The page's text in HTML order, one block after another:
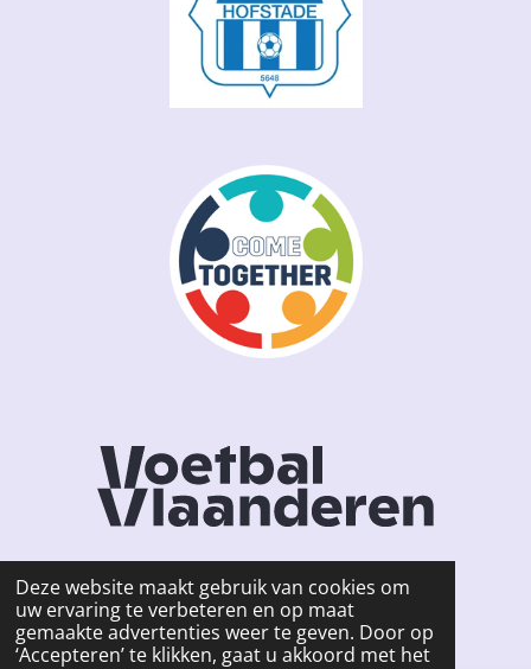
Deze website maakt gebruik van cookies om
uw ervaring te verbeteren en op maat
gemaakte advertenties weer te geven. Door op
‘Accepteren’ te klikken, gaat u akkoord met het
F
a
c
I
n
s
© 2026 KSCW HOFSTADE -Privacy Policy